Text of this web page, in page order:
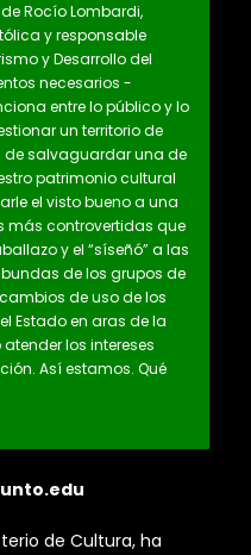
Rocío Lombardi,
y responsable
y Desarrollo del
necesarios -
entre lo público y lo
un territorio de
salvaguardar una de
patrimonio cultural
el visto bueno a una
más controvertidas que
y el “síseñó” a las
de los grupos de
de uso de los
Estado en aras de la
los intereses
Así estamos. Qué
de Cultura, ha